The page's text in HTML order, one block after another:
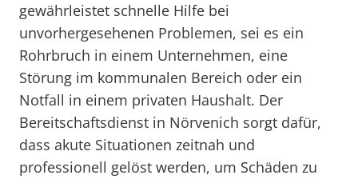
gewährleistet schnelle Hilfe bei
unvorhergesehenen Problemen, sei es ein
Rohrbruch in einem Unternehmen, eine
Störung im kommunalen Bereich oder ein
Notfall in einem privaten Haushalt. Der
Bereitschaftsdienst in Nörvenich sorgt dafür,
dass akute Situationen zeitnah und
professionell gelöst werden, um Schäden zu